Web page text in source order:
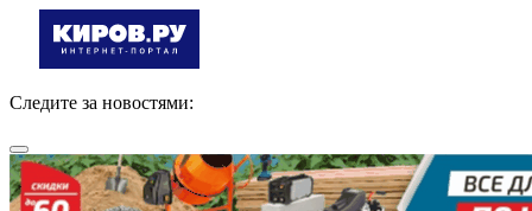
Следите за новостями: